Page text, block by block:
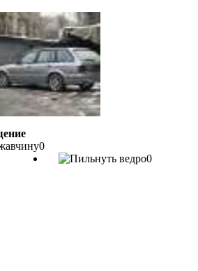
0
0